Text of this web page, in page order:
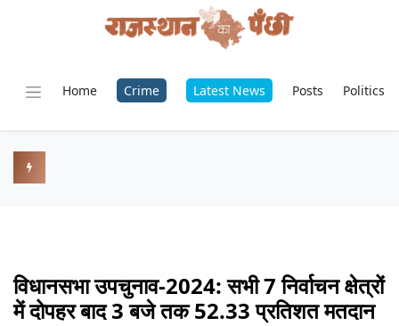
Home Crime Latest News Posts Politics
विधानसभा उपचुनाव-2024: सभी 7 निर्वाचन क्षेत्रों
में दोपहर बाद 3 बजे तक 52.33 प्रतिशत मतदान